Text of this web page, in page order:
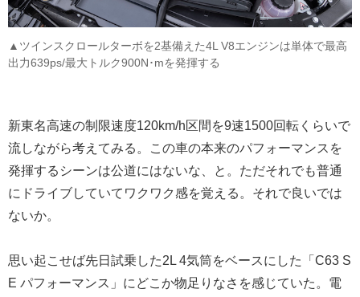
▲ツインスクロールターボを2基備えた4L V8エンジンは単体で最高
出力639ps/最大トルク900N･mを発揮する
新東名高速の制限速度120km/h区間を9速1500回転くらいで
流しながら考えてみる。この車の本来のパフォーマンスを
発揮するシーンは公道にはないな、と。ただそれでも普通
にドライブしていてワクワク感を覚える。それで良いでは
ないか。
思い起こせば先日試乗した2L 4気筒をベースにした「C63 S
E パフォーマンス」にどこか物足りなさを感じていた。電